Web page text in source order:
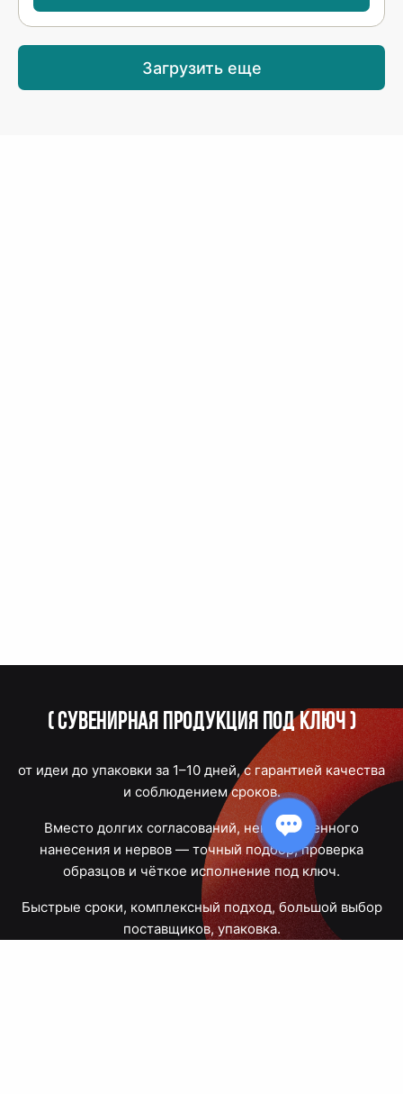
Загрузить еще
(Сувенирная продукция под ключ)
от идеи до упаковки за 1–10 дней, с гарантией качества
и соблюдением сроков.
Вместо долгих согласований, некачественного
нанесения и нервов — точный подбор, проверка
образцов и чёткое исполнение под ключ.
Быстрые сроки, комплексный подход, большой выбор
поставщиков, упаковка.